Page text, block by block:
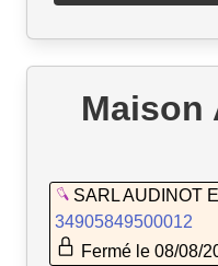
Maison
SARL AUDINOT
34905849500012
Fermé le 08/08/